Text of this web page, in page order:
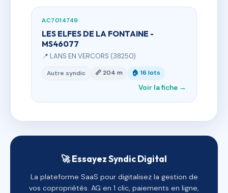
AC7014749
LES ELFES DE LA FONTAINE -
MS46077
📍 LANS EN VERCORS (38250)
Autre syndic 📏 204 m 🏠 16 lots
Voir la fiche →
🚀 Essayez Syndic Digital
La plateforme SaaS pour digitalisez la gestion de
vos copropriétés. AG en 1 clic, paiements en ligne,